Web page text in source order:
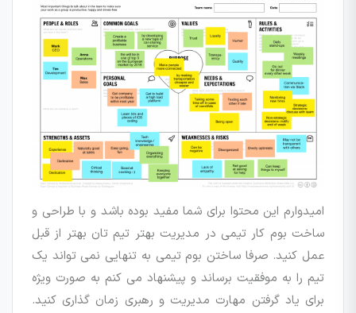
امیدوارم این محتوا برای شما مفید بوده باشد و با طراحی و
ساخت بوم کار تیمی در مدیریت بهتر تیم تان بهتر از قبل
عمل کنید. صرفا ساختن بوم تیمی به تنهایی نمی تواند یک
تیم را به موفقیت برساند و پیشنهاد می کنم به صورت ویژه
برای یاد گرفتن مهارت مدیریت و رهبری زمان گذاری کنید.